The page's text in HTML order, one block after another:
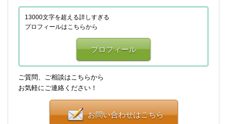
13000文字を超える詳しすぎる
プロフィールはこちらから
プロフィール
ご質問、ご相談はこちらから
お気軽にご連絡ください！
お問い合わせはこちら